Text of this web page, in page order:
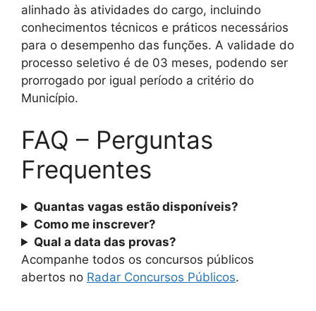
alinhado às atividades do cargo, incluindo
conhecimentos técnicos e práticos necessários
para o desempenho das funções. A validade do
processo seletivo é de 03 meses, podendo ser
prorrogado por igual período a critério do
Município.
FAQ – Perguntas
Frequentes
Quantas vagas estão disponíveis?
Como me inscrever?
Qual a data das provas?
Acompanhe todos os concursos públicos
abertos no Radar Concursos Públicos.